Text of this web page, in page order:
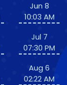
Jun 8
10:03 AM
Jul 7
07:30 PM
Aug 6
02:22 AM